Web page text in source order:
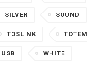
SILVER SOUND
TOSLINK TOTEM
USB WHITE